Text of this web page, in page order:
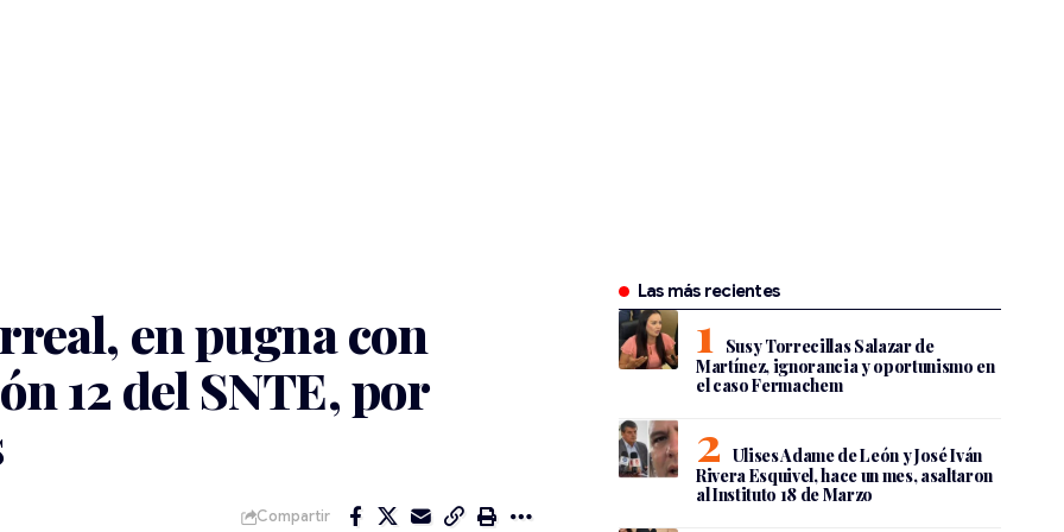
en pugna con
12 del SNTE, por
Compartir
Las más recientes
Susy Torrecillas Salazar de
Martínez, ignorancia y oportunismo en
el caso Fermachem
Ulises Adame de León y José Iván
Rivera Esquivel, hace un mes, asaltaron
al Instituto 18 de Marzo